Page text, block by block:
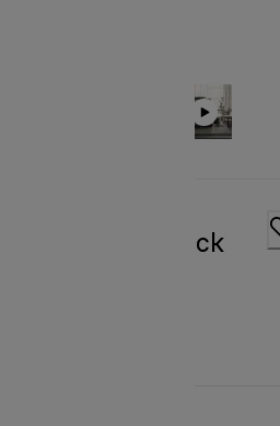
(500 ml) Black
ραβδομπλέντερ